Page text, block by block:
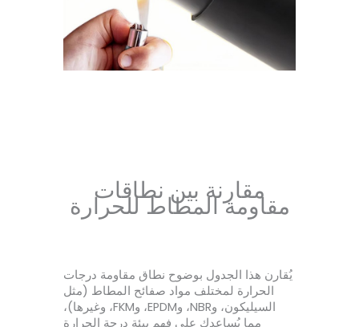
مقارنة بين نطاقات
مقاومة المطاط للحرارة
يُقارن هذا الجدول بوضوح نطاق مقاومة درجات
الحرارة لمختلف مواد صفائح المطاط (مثل
السيليكون، وNBR، وEPDM، وFKM، وغيرها)،
مما يُساعدك على فهم بيئة درجة الحرارة